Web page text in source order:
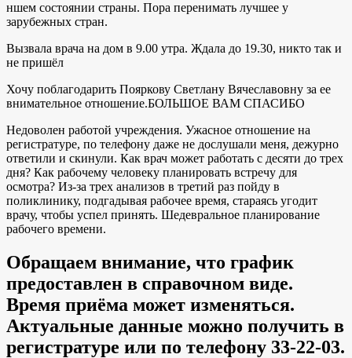
ншем состоянии страны. Пора перенимать лучшее у
зарубежных стран.
Вызвала врача на дом в 9.00 утра. Ждала до 19.30, никто так и
не пришёл
Хочу поблагодарить Пояркову Светлану Вячеславовну за ее
внимательное отношение.БОЛЬШОЕ ВАМ СПАСИБО
Недоволен работой учреждения. Ужасное отношение на
регистратуре, по телефону даже не дослушали меня, дежурно
ответили и скинули. Как врач может работать с десяти до трех
дня? Как рабочему человеку планировать встречу для
осмотра? Из-за трех анализов в третий раз пойду в
поликлинику, подгадывая рабочее время, стараясь угодит
врачу, чтобы успел принять. Шедевральное планирование
рабочего времени.
Обращаем внимание, что график
предоставлен в справочном виде.
Время приёма может изменяться.
Актуальные данные можно получить в
регистратуре или по телефону 33-22-03.